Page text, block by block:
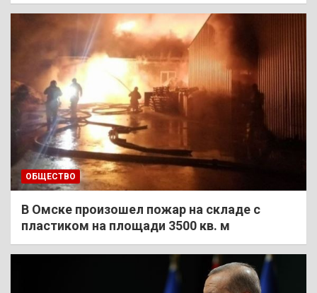
ОБЩЕСТВО
В Омске произошел пожар на складе с
пластиком на площади 3500 кв. м